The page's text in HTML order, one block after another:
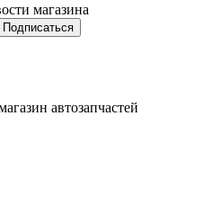
магазина
автозапчастей